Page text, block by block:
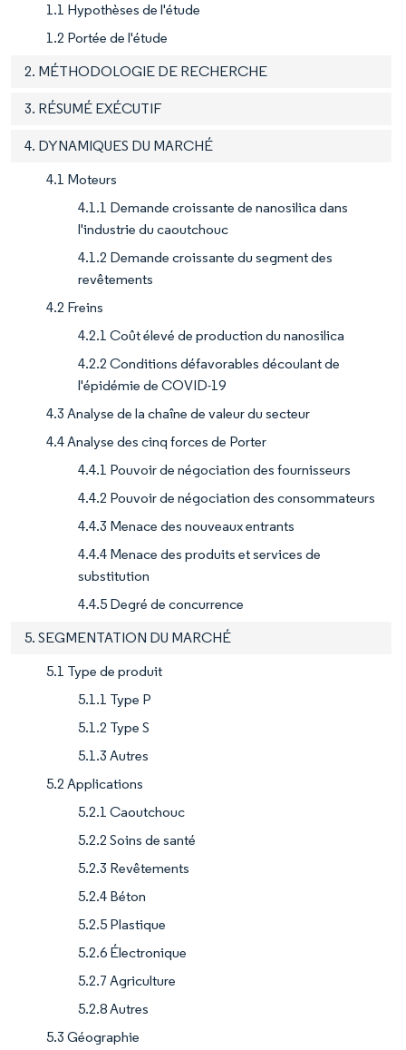
1.1 Hypothèses de l'étude
1.2 Portée de l'étude
2. MÉTHODOLOGIE DE RECHERCHE
3. RÉSUMÉ EXÉCUTIF
4. DYNAMIQUES DU MARCHÉ
4.1 Moteurs
4.1.1 Demande croissante de nanosilica dans
l'industrie du caoutchouc
4.1.2 Demande croissante du segment des
revêtements
4.2 Freins
4.2.1 Coût élevé de production du nanosilica
4.2.2 Conditions défavorables découlant de
l'épidémie de COVID-19
4.3 Analyse de la chaîne de valeur du secteur
4.4 Analyse des cinq forces de Porter
4.4.1 Pouvoir de négociation des fournisseurs
4.4.2 Pouvoir de négociation des consommateurs
4.4.3 Menace des nouveaux entrants
4.4.4 Menace des produits et services de
substitution
4.4.5 Degré de concurrence
5. SEGMENTATION DU MARCHÉ
5.1 Type de produit
5.1.1 Type P
5.1.2 Type S
5.1.3 Autres
5.2 Applications
5.2.1 Caoutchouc
5.2.2 Soins de santé
5.2.3 Revêtements
5.2.4 Béton
5.2.5 Plastique
5.2.6 Électronique
5.2.7 Agriculture
5.2.8 Autres
5.3 Géographie